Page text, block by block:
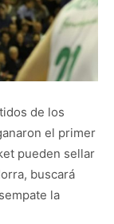
de los
el primer
pueden sellar
buscará
la